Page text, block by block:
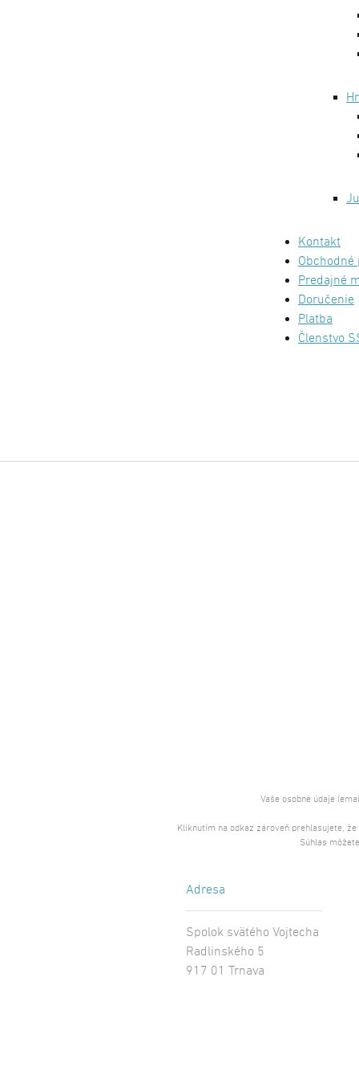
Kontakt
Obchodné
Predajné
Doručenie
Platba
Členstvo
Vaše osobné údaje
Kliknutím na odkaz zároveň prehlasujete,
Súhlas
Adresa
Spolok svätého Vojtecha
Radlinského 5
917 01 Trnava